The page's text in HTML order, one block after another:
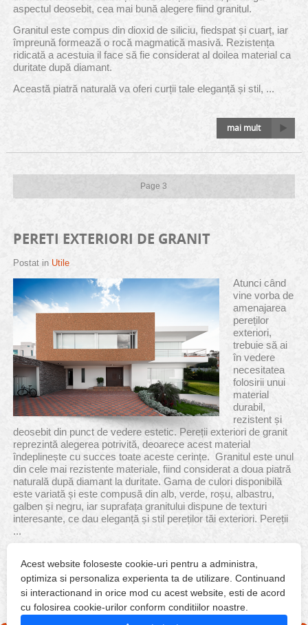
Acest website foloseste cookie-uri pentru a administra,
optimiza si personaliza experienta ta de utilizare. Continuand
si interactionand in orice mod cu acest website, esti de acord
cu folosirea cookie-urilor conform conditiilor noastre.
aspectul deosebit, cea mai bună alegere fiind granitul.
Granitul este compus din dioxid de siliciu, fiedspat și cuarț, iar
împreună formează o rocă magmatică masivă. Rezistența
ridicată a acestuia il face să fie considerat al doilea material ca
duritate după diamant.
Această piatră naturală va oferi curții tale eleganță și stil, ...
mai mult
Page 3
PERETI EXTERIORI DE GRANIT
Postat in Utile
Atunci când
vine vorba de
amenajarea
pereților
exteriori,
trebuie să ai
în vedere
necesitatea
folosirii unui
material
durabil,
rezistent și
deosebit din punct de vedere estetic. Pereții exteriori de granit
reprezintă alegerea potrivită, deoarece acest material
îndeplinește cu succes toate aceste cerințe. Granitul este unul
din cele mai rezistente materiale, fiind considerat a doua piatră
naturală după diamant la duritate. Gama de culori disponibilă
este variată și este compusă din alb, verde, roșu, albastru,
galben și negru, iar suprafața granitului dispune de texturi
interesante, ce dau eleganță și stil pereților tăi exteriori. Pereții
...
mai mult